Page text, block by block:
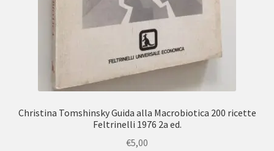
Christina Tomshinsky Guida alla Macrobiotica 200 ricette
Feltrinelli 1976 2a ed.
€5,00